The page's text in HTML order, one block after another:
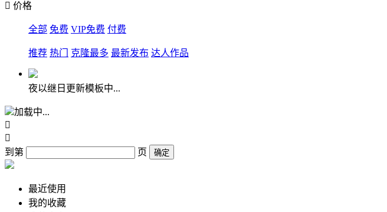
 价格
全部 免费 VIP免费 付费
推荐 热门 克隆最多 最新发布 达人作品
夜以继日更新模板中...
加载中...


到第
页 确定
最近使用
我的收藏